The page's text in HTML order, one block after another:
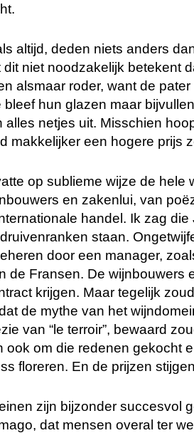
altijd, deden niets anders
niet noodzakelijk betekent
alsmaar roder, want de
bleef hun glazen maar
alles netjes uit. Misschien
makkelijker een hogere prijs
op sublieme wijze de hele
en zakenlui, van
handel. Ik zag
staan.
door een manager,
de Fransen. De wijnbouwers
krijgen. Maar tegelijk
de mythe van het
van “le terroir”, bewaard
ook om die redenen gekocht
floreren. En de prijzen
zijn bijzonder succesvol
dat mensen overal ter